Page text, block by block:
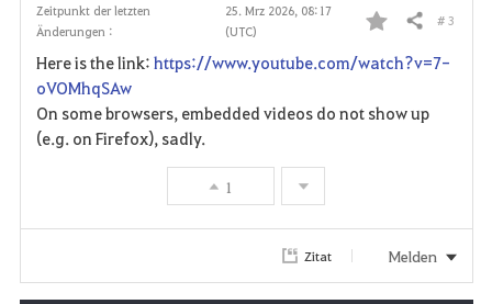
Zeitpunkt der letzten
Änderungen :
25. Mrz 2026, 08:17
(UTC)
F
v
t
Teilen # 3
Here is the link: https://www.youtube.com/watch?v=7-
oVOMhqSAw
On some browsers, embedded videos do not show up
(e.g. on Firefox), sadly.
1
Zitat Melden